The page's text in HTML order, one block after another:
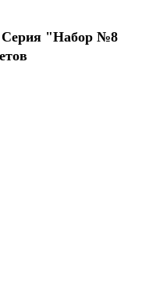
Серия "Набор №8